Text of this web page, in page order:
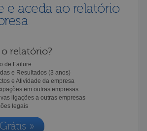
e aceda ao relatório
relatório?
de Failure
e Resultados (3 anos)
e Atividade da empresa
em outras empresas
ligações a outras empresas
legais
»